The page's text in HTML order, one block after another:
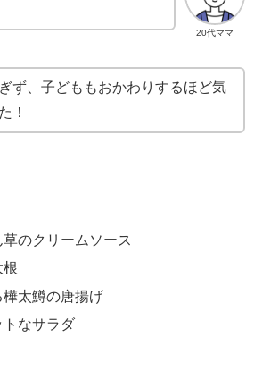
20代ママ
ず、子どももおかわりするほど気
！
のクリームソース
根
太鱒の唐揚げ
トなサラダ